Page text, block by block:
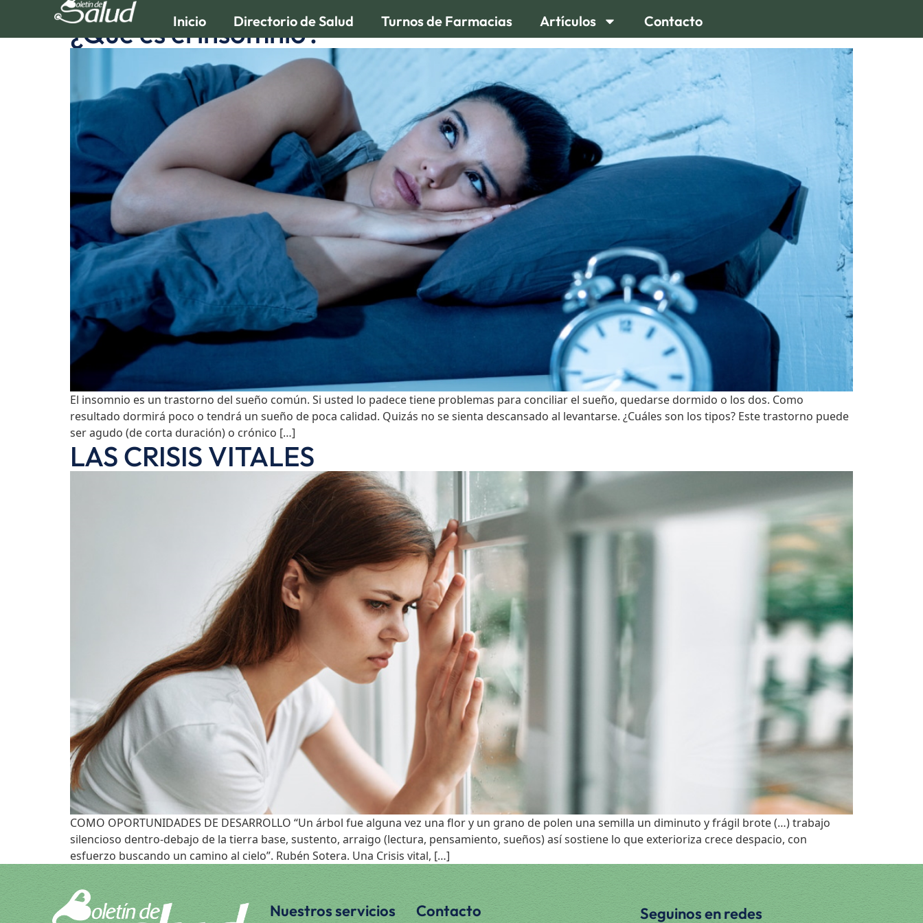
Inicio Directorio de Salud Turnos de Farmacias Artículos Contacto
¿Qué es el insomnio?
El insomnio es un trastorno del sueño común. Si usted lo padece tiene problemas para conciliar el sueño, quedarse dormido o los dos. Como
resultado dormirá poco o tendrá un sueño de poca calidad. Quizás no se sienta descansado al levantarse. ¿Cuáles son los tipos? Este trastorno puede
ser agudo (de corta duración) o crónico […]
LAS CRISIS VITALES
COMO OPORTUNIDADES DE DESARROLLO “Un árbol fue alguna vez una flor y un grano de polen una semilla un diminuto y frágil brote (…) trabajo
silencioso dentro-debajo de la tierra base, sustento, arraigo (lectura, pensamiento, sueños) así sostiene lo que exterioriza crece despacio, con
esfuerzo buscando un camino al cielo”. Rubén Sotera. Una Crisis vital, […]
Nuestros servicios Contacto Seguinos en redes